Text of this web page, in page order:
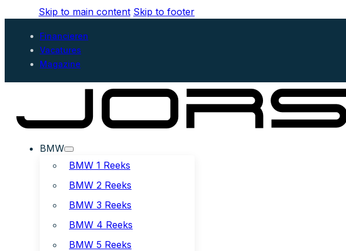
Skip to main content Skip to footer
Financieren
Vacatures
Magazine
BMW
BMW 1 Reeks
BMW 2 Reeks
BMW 3 Reeks
BMW 4 Reeks
BMW 5 Reeks